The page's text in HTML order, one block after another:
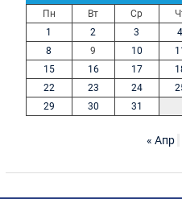
Пн Вт Ср
1
2 3 4
8
9 10 11
15
16 17
22
23 24
29
30 31
« Апр